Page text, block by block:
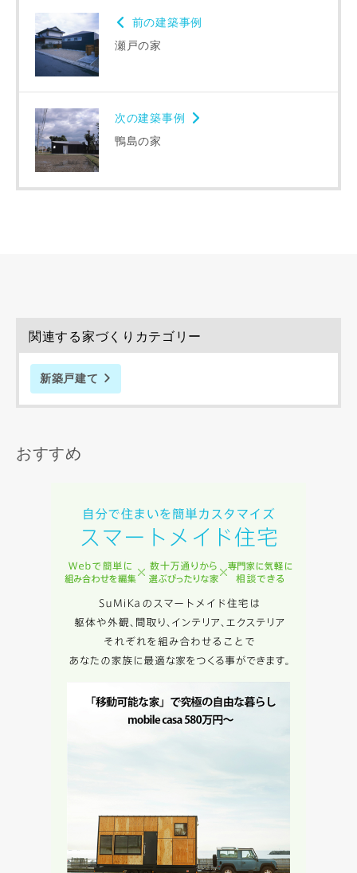
前の建築事例
瀬戸の家
次の建築事例
鴨島の家
関連する家づくりカテゴリー
新築戸建て
おすすめ